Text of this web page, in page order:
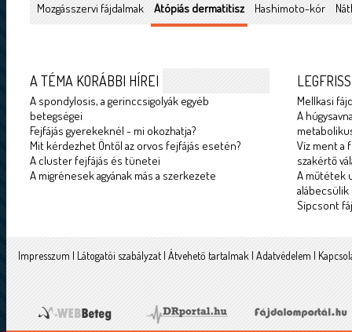
Mozgásszervi fájdalmak Atópiás dermatitisz Hashimoto-kór
A TÉMA KORÁBBI HÍREI
A spondylosis, a gerinccsigolyák egyéb
betegségei
Fejfájás gyerekeknél - mi okozhatja?
Mit kérdezhet Öntől az orvos fejfájás esetén?
A cluster fejfájás és tünetei
A migrénesek agyának más a szerkezete
Mellkasi
A
Víz ment a
szakértő
A műtétek
alábecsülik
Sípcsont
Impresszum | Látogatói szabályzat | Átvehető tartalmak | Adatvédelem |